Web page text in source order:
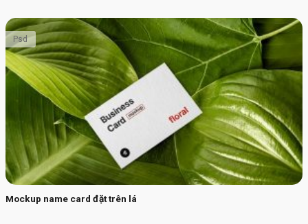
Mockup name card đặt trên lá
Psd